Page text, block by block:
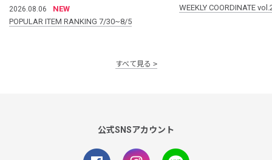
2026.08.06
NEW
POPULAR ITEM RANKING 7/30~8/5
WEEKLY COORDINATE
すべて見る
公式SNSアカウント